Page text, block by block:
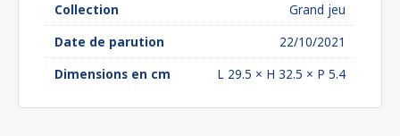
Collection
Grand jeu
Date de parution
22/10/2021
Dimensions en cm
L 29.5 × H 32.5 × P 5.4